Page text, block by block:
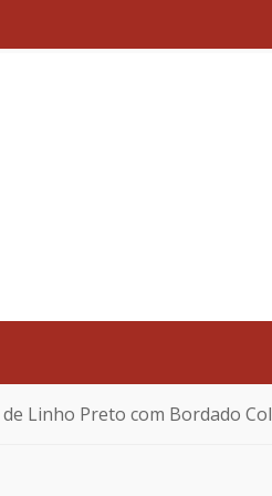
de Linho Preto com Bordado